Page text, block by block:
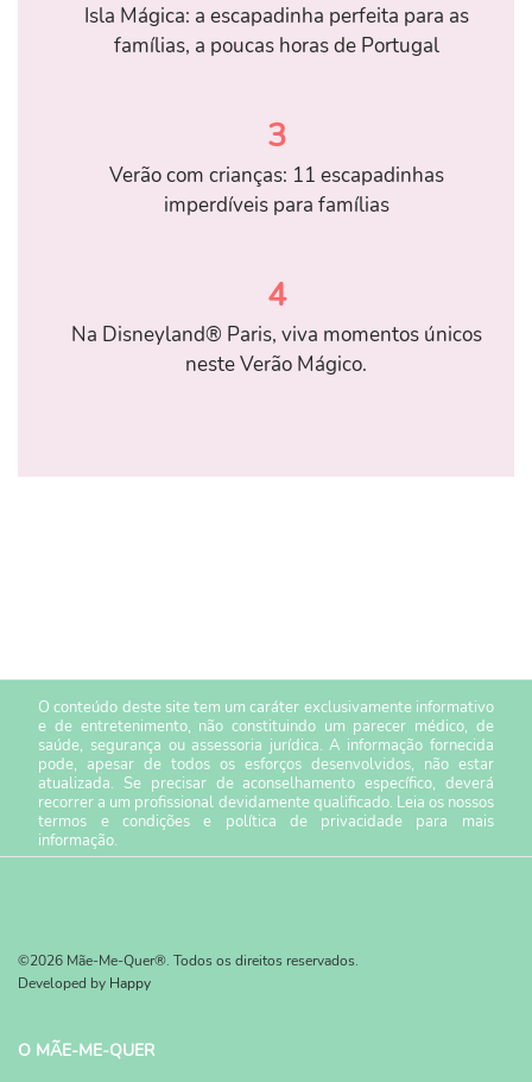
Isla Mágica: a escapadinha perfeita para as
famílias, a poucas horas de Portugal
3
Verão com crianças: 11 escapadinhas
imperdíveis para famílias
4
Na Disneyland® Paris, viva momentos únicos
neste Verão Mágico.
O conteúdo deste site tem um caráter exclusivamente informativo
e de entretenimento, não constituindo um parecer médico, de
saúde, segurança ou assessoria jurídica. A informação fornecida
pode, apesar de todos os esforços desenvolvidos, não estar
atualizada. Se precisar de aconselhamento específico, deverá
recorrer a um profissional devidamente qualificado. Leia os nossos
termos e condiçõese política de privacidade para mais
informação.
©2026 Mãe-Me-Quer®. Todos os direitos reservados.
Developed by Happy
O MÃE-ME-QUER